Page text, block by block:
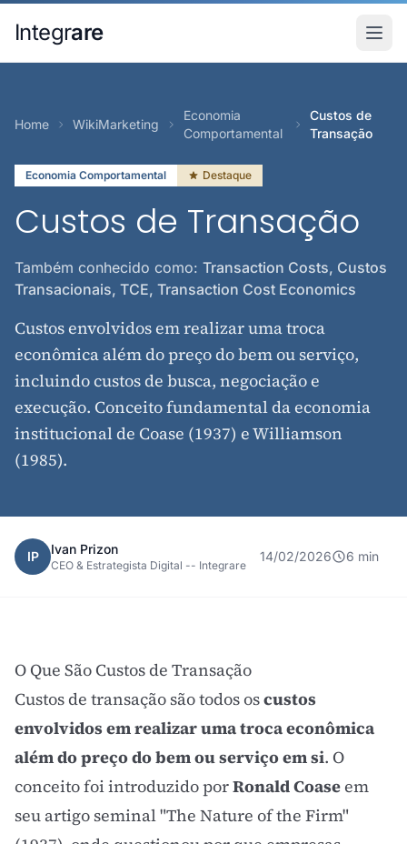
Integrare
Home WikiMarketing
Economia
Comportamental
Custos de
Transação
Economia Comportamental Destaque
Custos de Transação
Também conhecido como: Transaction Costs, Custos
Transacionais, TCE, Transaction Cost Economics
Custos envolvidos em realizar uma troca
econômica além do preço do bem ou serviço,
incluindo custos de busca, negociação e
execução. Conceito fundamental da economia
institucional de Coase (1937) e Williamson
(1985).
IP Ivan Prizon
CEO & Estrategista Digital -- Integrare
14/02/2026 6 min
O Que São Custos de Transação
Custos de transação são todos oscustos
envolvidos em realizar uma troca econômica
além do preço do bem ou serviço em si. O
conceito foi introduzido porRonald Coaseem
seu artigo seminal "The Nature of the Firm"